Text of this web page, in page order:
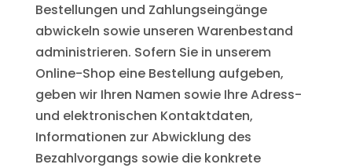
Bestellungen und Zahlungseingänge
abwickeln sowie unseren Warenbestand
administrieren. Sofern Sie in unserem
Online-Shop eine Bestellung aufgeben,
geben wir Ihren Namen sowie Ihre Adress-
und elektronischen Kontaktdaten,
Informationen zur Abwicklung des
Bezahlvorgangs sowie die konkrete